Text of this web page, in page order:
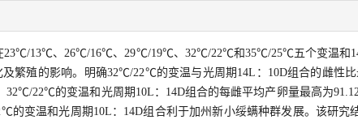
23℃/13℃、26℃/16℃、29℃/19℃、32℃/22℃和35℃/25℃五个变温和
繁殖的影响。明确32℃/22℃的变温与光周期14L：10D组合的雌性
32℃/22℃的变温和光周期10L：14D组合的每雌平均产卵量最高为
的变温和光周期10L：14D组合利于加州新小绥螨种群发展。该研究